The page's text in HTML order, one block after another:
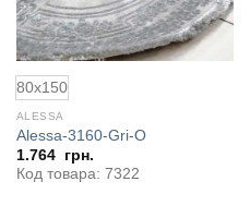
80x150
ALESSA
Alessa-3160-Gri-O
1.764 грн.
Код товара: 7322